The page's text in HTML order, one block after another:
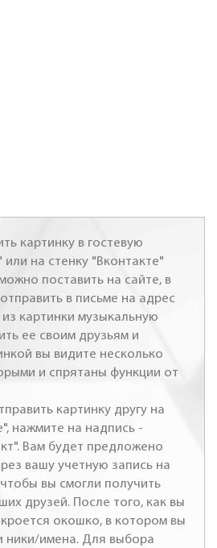
картинку в гостевую
на стенку "Вконтакте"
поставить на сайте, в
в письме на адрес
картинки музыкальную
ее своим друзьям и
вы видите несколько
и спрятаны функции от
картинку другу на
нажмите на надпись -
Вам будет предложено
вашу учетную запись на
вы смогли получить
друзей. После того, как вы
окошко, в котором вы
ники/имена. Для выбора